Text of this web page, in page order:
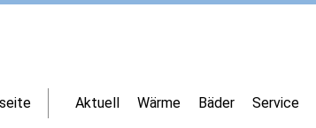
Aktuell Wärme Bäder Service